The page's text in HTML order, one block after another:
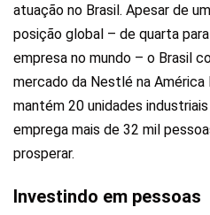
atuação no Brasil. Apesar de
posição global – de quarta
empresa no mundo – o Brasil
mercado da Nestlé na América
mantém 20 unidades
emprega mais de 32 mil
prosperar.
Investindo em pessoas